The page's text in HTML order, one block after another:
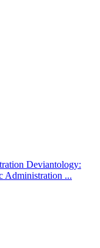
Deviantology:
Administration ...